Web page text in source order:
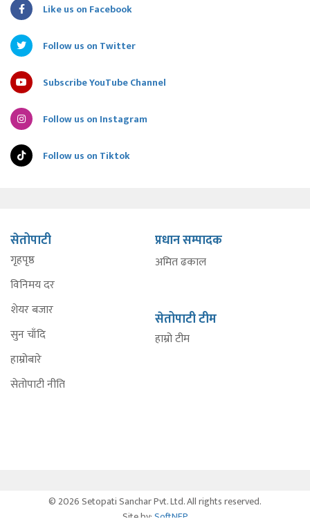
Like us on Facebook
Follow us on Twitter
Subscribe YouTube Channel
Follow us on Instagram
Follow us on Tiktok
सेतोपाटी
गृहपृष्ठ
विनिमय दर
शेयर बजार
सुन चाँदि
हाम्रोबारे
सेतोपाटी नीति
प्रधान सम्पादक
अमित ढकाल
सेतोपाटी टीम
हाम्रो टीम
© 2026 Setopati Sanchar Pvt. Ltd. All rights reserved.